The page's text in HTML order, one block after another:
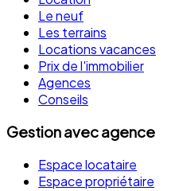
Le neuf
Les terrains
Locations vacances
Prix de l'immobilier
Agences
Conseils
Gestion avec agence
Espace locataire
Espace propriétaire